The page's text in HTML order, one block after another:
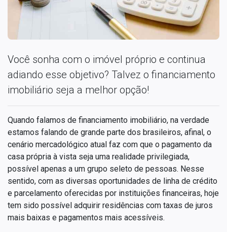
Você sonha com o imóvel próprio e continua
adiando esse objetivo? Talvez o financiamento
imobiliário seja a melhor opção!
Quando falamos de financiamento imobiliário, na verdade
estamos falando de grande parte dos brasileiros, afinal, o
cenário mercadológico atual faz com que o pagamento da
casa própria à vista seja uma realidade privilegiada,
possível apenas a um grupo seleto de pessoas. Nesse
sentido, com as diversas oportunidades de linha de crédito
e parcelamento oferecidas por instituições financeiras, hoje
tem sido possível adquirir residências com taxas de juros
mais baixas e pagamentos mais acessíveis.